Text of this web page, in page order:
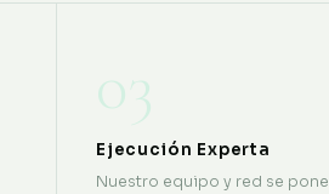
03
Ejecución Experta
Nuestro equipo y red se